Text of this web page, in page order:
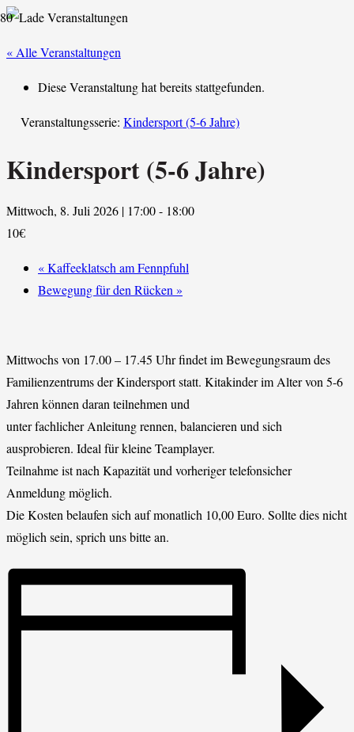
« Alle Veranstaltungen
Diese Veranstaltung hat bereits stattgefunden.
Veranstaltungsserie: Kindersport (5-6 Jahre)
Kindersport (5-6 Jahre)
Mittwoch, 8. Juli 2026 | 17:00- 18:00
10€
«Kaffeeklatsch am Fennpfuhl
Bewegung für den Rücken »
Mittwochs von 17.00 – 17.45 Uhr findet im Bewegungsraum des
Familienzentrums der Kindersport statt. Kitakinder im Alter von 5-6
Jahren können daran teilnehmen und
unter fachlicher Anleitung rennen, balancieren und sich
ausprobieren. Ideal für kleine Teamplayer.
Teilnahme ist nach Kapazität und vorheriger telefonsicher
Anmeldung möglich.
Die Kosten belaufen sich auf monatlich 10,00 Euro. Sollte dies nicht
möglich sein, sprich uns bitte an.